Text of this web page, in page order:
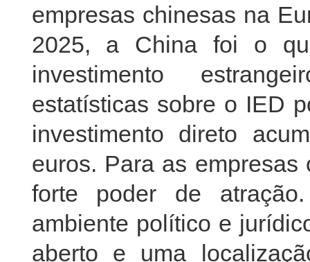
empresas chinesas na
2025, a China foi o
investimento
estatísticas sobre o IED
investimento direto
euros. Para as
forte poder de
ambiente político e
aberto e uma